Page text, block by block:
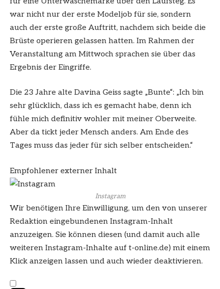
war nicht nur der erste Modeljob für sie, sondern
auch der erste große Auftritt, nachdem sich beide die
Brüste operieren gelassen hatten. Im Rahmen der
Veranstaltung am Mittwoch sprachen sie über das
Ergebnis der Eingriffe.
Die 23 Jahre alte Davina Geiss sagte „Bunte“: „Ich bin
sehr glücklich, dass ich es gemacht habe, denn ich
fühle mich definitiv wohler mit meiner Oberweite.
Aber da tickt jeder Mensch anders. Am Ende des
Tages muss das jeder für sich selber entscheiden.“
Empfohlener externer Inhalt
Instagram
Wir benötigen Ihre Einwilligung, um den von unserer
Redaktion eingebundenen Instagram-Inhalt
anzuzeigen. Sie können diesen (und damit auch alle
weiteren Instagram-Inhalte auf t-online.de) mit einem
Klick anzeigen lassen und auch wieder deaktivieren.